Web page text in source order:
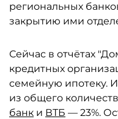
региональных
закрытию ими
Сейчас в отчётах
кредитных
семейную ипотеку.
из общего
банк и ВТБ — 23%.